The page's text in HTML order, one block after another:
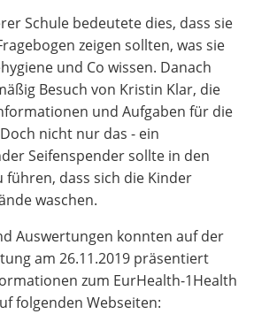
Schule bedeutete dies, dass sie
zeigen sollten, was sie
und Co wissen. Danach
Besuch von Kristin Klar, die
und Aufgaben für die
nicht nur das - ein
Seifenspender sollte in den
führen, dass sich die Kinder
waschen.
Auswertungen konnten auf der
am 26.11.2019 präsentiert
zum EurHealth-1Health
folgenden Webseiten: